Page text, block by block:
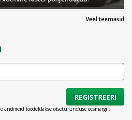
Veel teemasid
REGISTREERI
andmeid töödeldakse otseturunduse eesmärgil.